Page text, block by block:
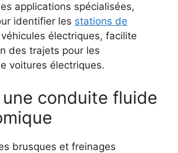
applications spécialisées,
identifier les stations de
électriques, facilite
des trajets pour les
voitures électriques.
conduite fluide
brusques et freinages